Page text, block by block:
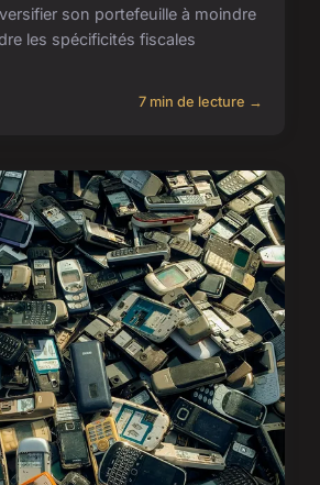
son portefeuille à moindre
les spécificités fiscales
7 min de lecture →